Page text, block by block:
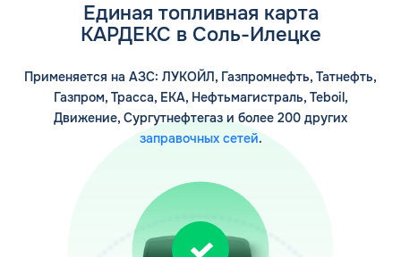
Единая топливная карта
КАРДЕКС в Соль-Илецке
Применяется на АЗС: ЛУКОЙЛ, Газпромнефть, Татнефть,
Газпром, Трасса, ЕКА, Нефтьмагистраль, Teboil,
Движение, Сургутнефтегаз и более 200 других
заправочных сетей.